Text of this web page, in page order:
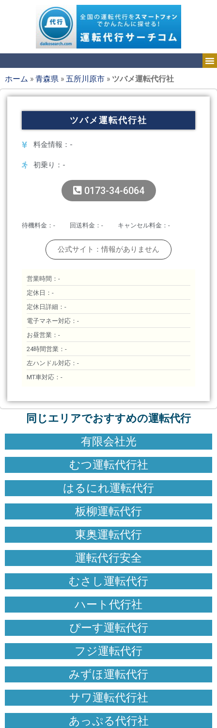
ホーム »青森県 » 五所川原市 » ツバメ運転代行社
ツバメ運転代行社
料金情報：-
初乗り：-
0173-34-6064
待機料金：- 回送料金：- キャンセル料金：-
公式サイト：情報がありません
営業時間：-
定休日：-
定休日詳細：-
電子マネー対応：-
お昼営業：-
24時間営業：-
左ハンドル対応：-
MT車対応：-
同じエリアでおすすめの運転代行
有限会社光
むつ運転代行社
はるにれ運転代行
板柳運転代行
東奥運転代行
運転代行安全
むさし運転代行
ハート代行社
ぴーす運転代行
フジ運転代行
みずほ運転代行
サワ運転代行社
あっぷる代行社